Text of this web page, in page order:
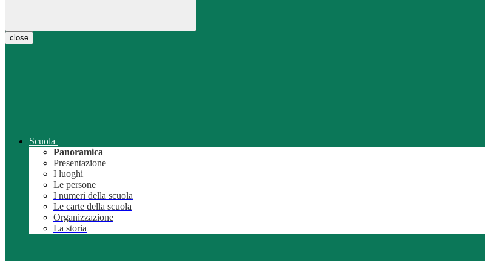
close
Scuola
Panoramica
Presentazione
I luoghi
Le persone
I numeri della scuola
Le carte della scuola
Organizzazione
La storia